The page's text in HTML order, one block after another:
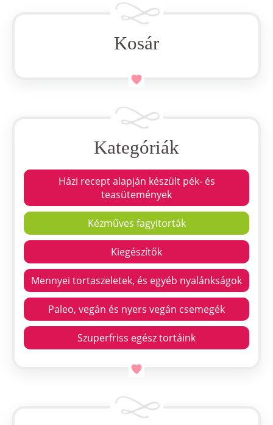
Kosár
Kategóriák
Házi recept alapján készült pék- és
teasütemények
Kézműves fagyitorták
Kiegészítők
Mennyei tortaszeletek, és egyéb nyalánkságok
Paleo, vegán és nyers vegán csemegék
Szuperfriss egész tortáink